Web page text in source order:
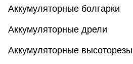
Аккумуляторные болгарки
Аккумуляторные дрели
Аккумуляторные высоторезы